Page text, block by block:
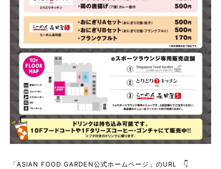
「ASIAN FOOD GARDEN公式ホームページ」のURL 👇